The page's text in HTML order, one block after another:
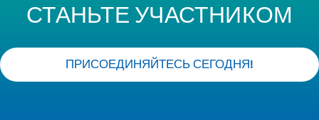
СТАНЬТЕ УЧАСТНИКОМ
ПРИСОЕДИНЯЙТЕСЬ СЕГОДНЯ!